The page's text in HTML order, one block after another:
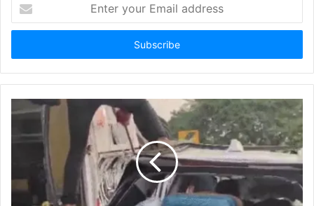
Sheikhpura Industrial Area
Tyre Factory Accident
UP Police Investigation
Uttar Pradesh Accident Worker Deaths
your
Email